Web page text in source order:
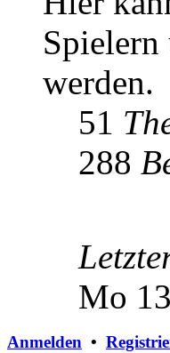
werden.
51
288
Mo
Anmelden •